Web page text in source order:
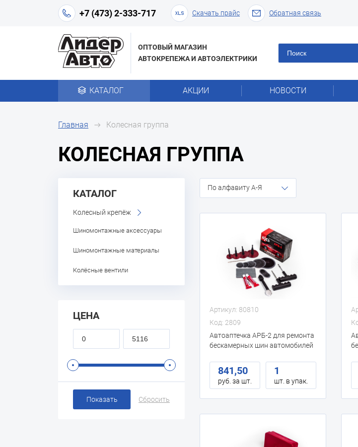
+7 (473) 2-333-717 Скачать прайс Обратная связь
ОПТОВЫЙ МАГАЗИН
АВТОКРЕПЕЖА И АВТОЭЛЕКТРИКИ
КАТАЛОГ АКЦИИ НОВОСТИ
Главная Колесная группа
КОЛЕСНАЯ ГРУППА
КАТАЛОГ
Колесный крепёж
Шиномонтажные аксессуары
Шиномонтажные материалы
Колёсные вентили
ЦЕНА
Показать Сбросить
По алфавиту А-Я
Артикул: 80810
Код: 2809
Автоаптечка АРБ-2 для ремонта
бескамерных шин автомобилей
841,50
руб. за шт.
1
шт. в упак.